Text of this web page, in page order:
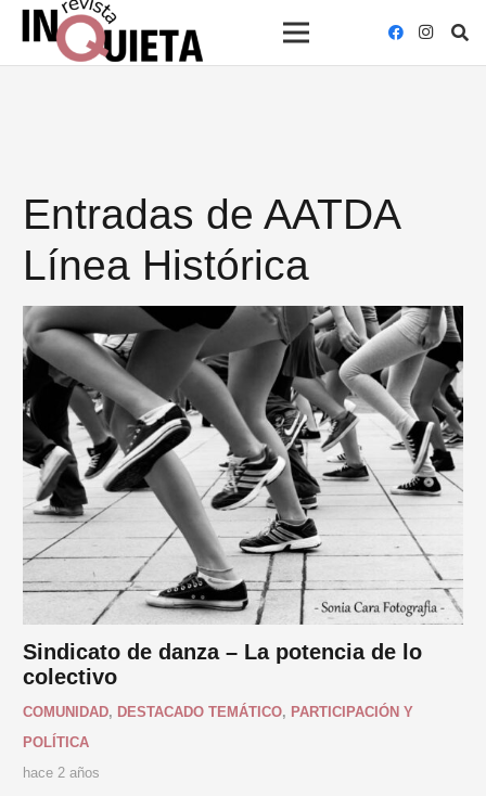
Entradas de AATDA
Línea Histórica
Sindicato de danza – La potencia de lo
colectivo
COMUNIDAD, DESTACADO TEMÁTICO, PARTICIPACIÓN Y
POLÍTICA
hace 2 años